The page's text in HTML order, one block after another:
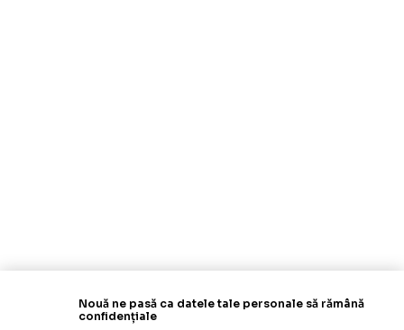
Nouă ne pasă ca datele tale personale să rămână
confidențiale